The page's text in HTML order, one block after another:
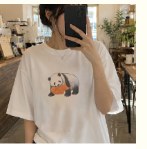
ター おすすめ 個性的
人気 イラストレーター
クリエイター 絵師 オリ
ジナル デザイン グッ
ズ 半袖シャツ デザイ
ン コラボ 悪いことを言
うパンダ タイトル：もしも
し悪パンダ 作：こさつね
C-3